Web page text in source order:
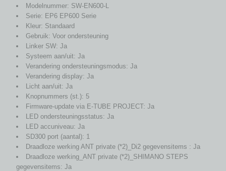
Modelnummer: SW-EN600-L
Serie: EP6 EP600 Serie
Kleur: Standaard
Gebruik: Voor ondersteuning
Linker SW: Ja
Systeem aan/uit: Ja
Verandering ondersteuningsmodus: Ja
Verandering display: Ja
Licht aan/uit: Ja
Knopnummers (st.): 5
Firmware-update via E-TUBE PROJECT: Ja
LED ondersteuningsstatus: Ja
LED accuniveau: Ja
SD300 port (aantal): 1
Draadloze werking ANT private (*2)_Di2 gegevensitems : Ja
Draadloze werking_ANT private (*2)_SHIMANO STEPS
gegevensitems: Ja